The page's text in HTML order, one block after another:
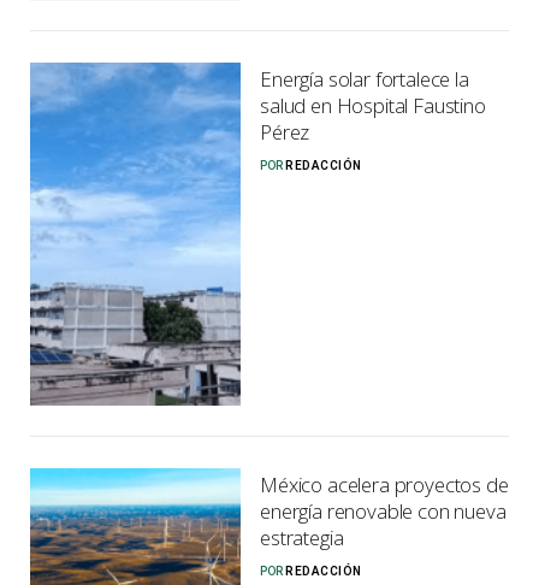
Energía solar fortalece la
salud en Hospital Faustino
Pérez
POR REDACCIÓN
México acelera proyectos de
energía renovable con nueva
estrategia
POR REDACCIÓN